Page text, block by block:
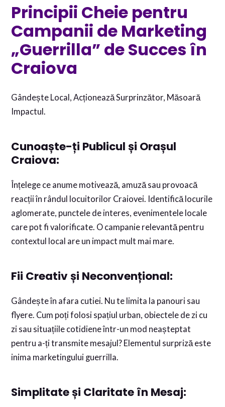
Principii Cheie pentru
Campanii de Marketing
„Guerrilla” de Succes în
Craiova
Gândește Local, Acționează Surprinzător, Măsoară
Impactul.
Cunoaște-ți Publicul și Orașul
Craiova:
Înțelege ce anume motivează, amuză sau provoacă
reacții în rândul locuitorilor Craiovei. Identifică locurile
aglomerate, punctele de interes, evenimentele locale
care pot fi valorificate. O campanie relevantă pentru
contextul local are un impact mult mai mare.
Fii Creativ și Neconvențional:
Gândește în afara cutiei. Nu te limita la panouri sau
flyere. Cum poți folosi spațiul urban, obiectele de zi cu
zi sau situațiile cotidiene într-un mod neașteptat
pentru a-ți transmite mesajul? Elementul surpriză este
inima marketingului guerrilla.
Simplitate și Claritate în Mesaj: